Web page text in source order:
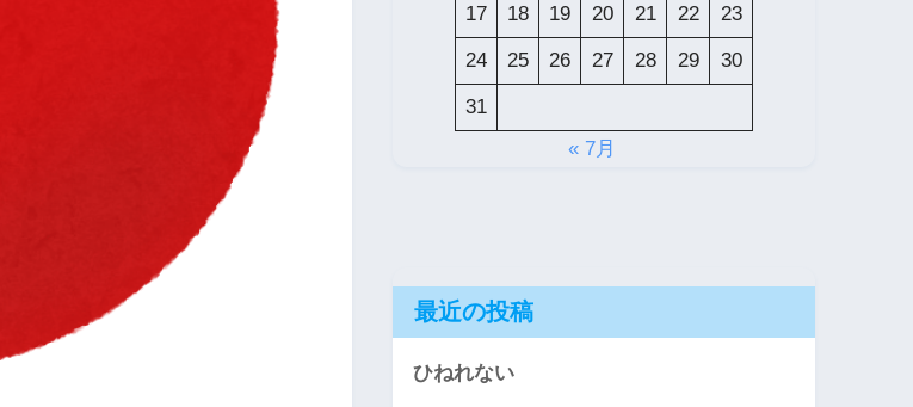
17 18 19 20 21 22 23
24 25 26 27 28 29 30
31
« 7月
最近の投稿
ひねれない